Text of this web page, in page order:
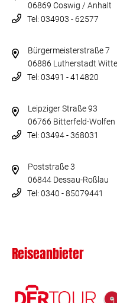
06869 Coswig / Anhalt
Tel: 034903 - 62577
Bürgermeisterstraße 7
06886 Lutherstadt
Tel: 03491 - 414820
Leipziger Straße 93
06766 Bitterfeld-Wolfen
Tel: 03494 - 368031
Poststraße 3
06844 Dessau-Roßlau
Tel: 0340 - 85079441
Reiseanbieter